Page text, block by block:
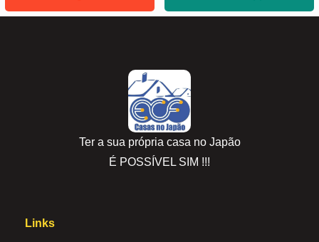
Ter a sua própria casa no Japão
É POSSÍVEL SIM !!!
Links